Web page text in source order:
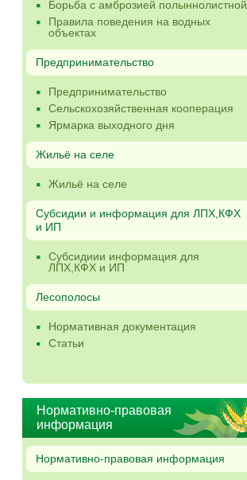
Борьба с амброзией полыннолистной
Правила поведения на водных
объектах
Предпринимательство
Предпринимательство
Сельскохозяйственная кооперация
Ярмарка выходного дня
Жильё на селе
Жильё на селе
Субсидии и информация для ЛПХ,КФХ
и ИП
Субсидиии информация для
ЛПХ,КФХ и ИП
Лесополосы
Нормативная документация
Статьи
Нормативно-правовая
информация
Нормативно-правовая информация